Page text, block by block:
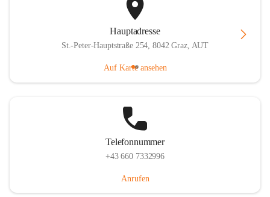
Hauptadresse
St.-Peter-Hauptstraße 254, 8042 Graz, AUT
Auf Karte ansehen
Telefonnummer
+43 660 7332996
Anrufen